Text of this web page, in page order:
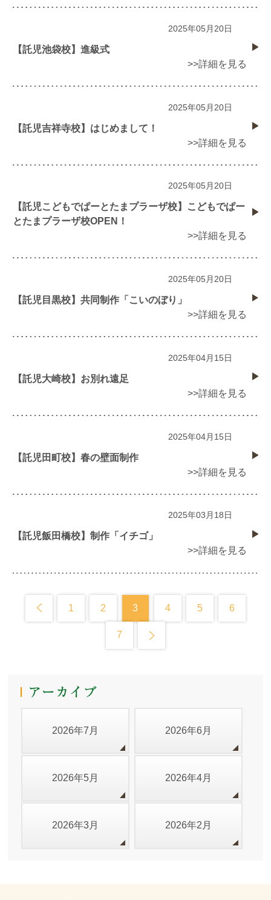
2025年05月20日
【託児池袋校】進級式
>>詳細を見る
2025年05月20日
【託児吉祥寺校】はじめまして！
>>詳細を見る
2025年05月20日
【託児こどもでぱーとたまプラーザ校】こどもでぱー
とたまプラーザ校OPEN！
>>詳細を見る
2025年05月20日
【託児目黒校】共同制作「こいのぼり」
>>詳細を見る
2025年04月15日
【託児大崎校】お別れ遠足
>>詳細を見る
2025年04月15日
【託児田町校】春の壁面制作
>>詳細を見る
2025年03月18日
【託児飯田橋校】制作「イチゴ」
>>詳細を見る
1 2 3 4 5 6
7
2026年7月 2026年6月
2026年5月 2026年4月
2026年3月 2026年2月